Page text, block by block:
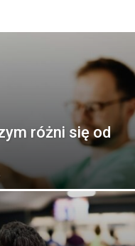
różni się od